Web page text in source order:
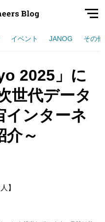
イベント JANOG その他
2025」に
世代データ
インターネ
介～
】